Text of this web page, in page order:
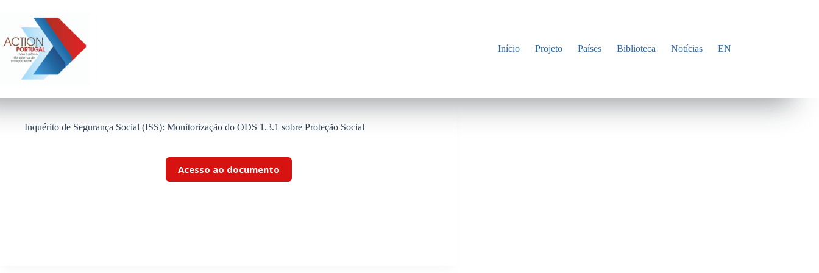
conteúdo
Início
Projeto Países Biblioteca Notícias EN
Inquérito de Segurança Social (ISS): Monitorização do ODS 1.3.1 sobre Proteção Social
Acesso ao documento